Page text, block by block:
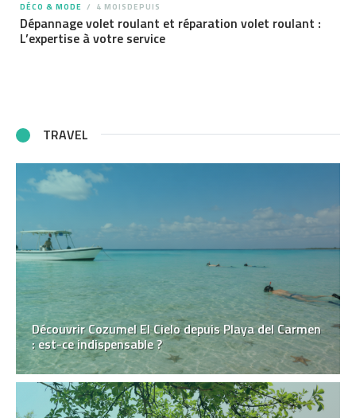
DÉCO & MODE 4 MOISDEPUIS
Dépannage volet roulant et réparation volet roulant :
L’expertise à votre service
TRAVEL
Découvrir Cozumel El Cielo depuis Playa del Carmen
: est-ce indispensable ?